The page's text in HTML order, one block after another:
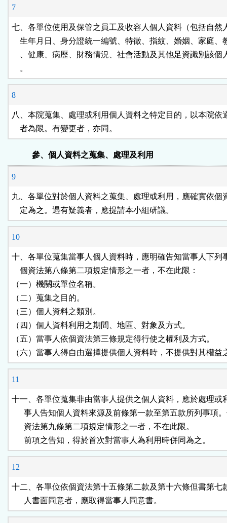
7
七、各單位使用及保管之員工及收容人個人資料（包括自然
生年月日、身分證統一編號、特徵、指紋、婚姻、家庭、
、健康、病歷、財務情況、社會活動及其他足資識別該個
    。
8
八、本院蒐集、處理或利用個人資料之特定目的，以本院依
    者為限。有變更者，亦同。
參、個人資料之蒐集、處理及利用
9
九、各單位對於個人資料之蒐集、處理或利用，應確實依個
    定為之。遇有疑義者，應提請本小組研議。
10
十、各單位蒐集當事人個人資料時，應明確告知當事人下列
    個資法第八條第二項規定情形之一者，不在此限：
（一）機關或單位名稱。
（二）蒐集之目的。
（三）個人資料之類別。
（四）個人資料利用之期間、地區、對象及方式。
（五）當事人依個資法第三條規定得行使之權利及方式。
（六）當事人得自由選擇提供個人資料時，不提供對其權益
11
十一、各單位蒐集非由當事人提供之個人資料，應於處理或
事人告知個人資料來源及前條第一款至第五款所列事項
      資法第九條第二項規定情形之一者，不在此限。
      前項之告知，得於首次對當事人為利用時併同為之。
12
十二、各單位依個資法第十五條第二款及第十六條但書第七
      人書面同意者，應取得當事人同意書。